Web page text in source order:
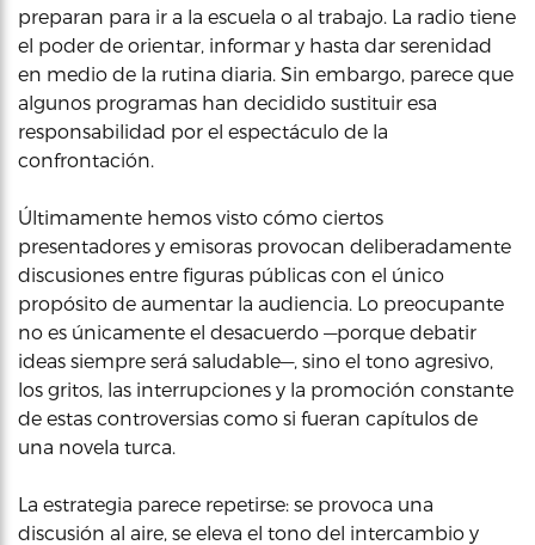
preparan para ir a la escuela o al trabajo. La radio tiene
el poder de orientar, informar y hasta dar serenidad
en medio de la rutina diaria. Sin embargo, parece que
algunos programas han decidido sustituir esa
responsabilidad por el espectáculo de la
confrontación.
Últimamente hemos visto cómo ciertos
presentadores y emisoras provocan deliberadamente
discusiones entre figuras públicas con el único
propósito de aumentar la audiencia. Lo preocupante
no es únicamente el desacuerdo —porque debatir
ideas siempre será saludable—, sino el tono agresivo,
los gritos, las interrupciones y la promoción constante
de estas controversias como si fueran capítulos de
una novela turca.
La estrategia parece repetirse: se provoca una
discusión al aire, se eleva el tono del intercambio y